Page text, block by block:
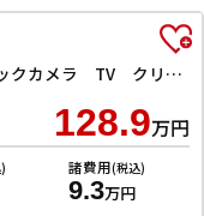
G 4WD ドライブレコーダー ETC バックカメラ TV クリアランスソナー レーンアシスト 衝突被害軽減システム オートライト LEDヘッドランプ ヘッドライトウォッシャー スマートキー
128.9万円
諸費用(税込)
9.3万円